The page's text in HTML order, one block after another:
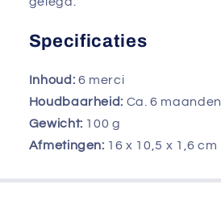
Specificaties
Inhoud: 6 merci
Houdbaarheid: Ca. 6 maanden
Gewicht: 100 g
Afmetingen: 16 x 10,5 x 1,6 cm